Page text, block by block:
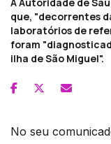
que, "decorrentes
laboratórios de
foram
ilha de São Miguel".
No seu